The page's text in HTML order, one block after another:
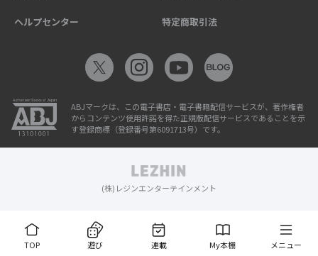
TOP 遊び 連載 My本棚 メニュー
ヘルプセンター 特定商取引法
ABJマークは、この電子書店・電子書籍配信サービスが、著作権者
からコンテンツ使用許諾を得た正規版配信サービスであることを示
す登録商標（登録番号第6091713号）です。
(株)レジンエンターテインメント